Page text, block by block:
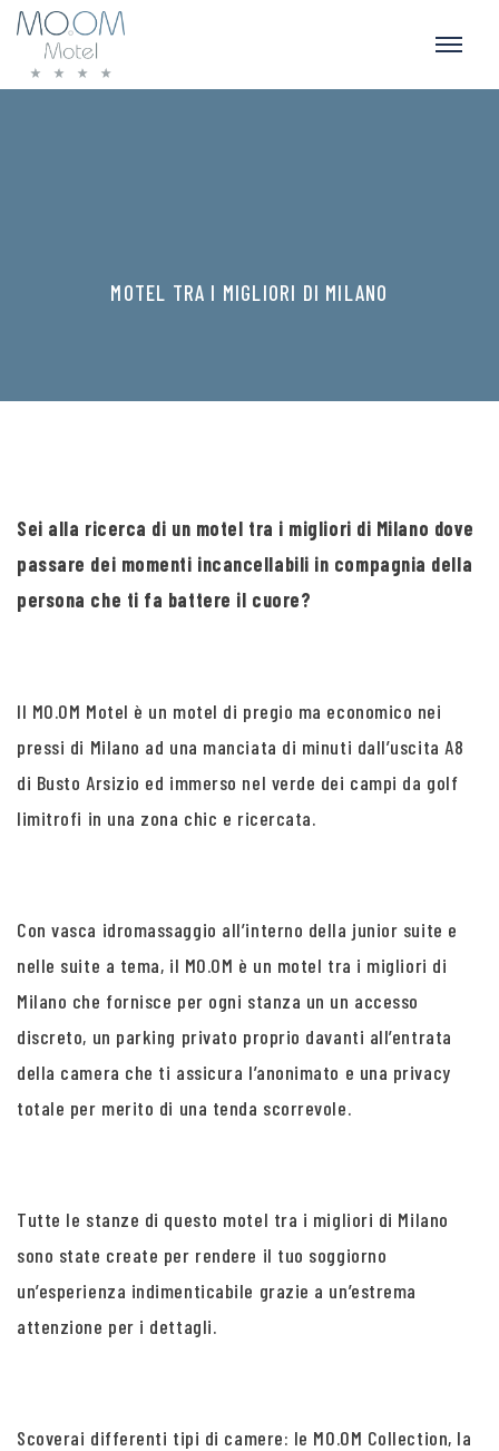
MOTEL TRA I MIGLIORI DI MILANO
Sei alla ricerca di un motel tra i migliori di Milano dove
passare dei momenti incancellabili in compagnia della
persona che ti fa battere il cuore?
Il MO.OM Motel è un motel di pregio ma economico nei
pressi di Milano ad una manciata di minuti dall’uscita A8
di Busto Arsizio ed immerso nel verde dei campi da golf
limitrofi in una zona chic e ricercata.
Con vasca idromassaggio all’interno della junior suite e
nelle suite a tema, il MO.OM è un motel tra i migliori di
Milano che fornisce per ogni stanza un un accesso
discreto, un parking privato proprio davanti all’entrata
della camera che ti assicura l’anonimato e una privacy
totale per merito di una tenda scorrevole.
Tutte le stanze di questo motel tra i migliori di Milano
sono state create per rendere il tuo soggiorno
un’esperienza indimenticabile grazie a un’estrema
attenzione per i dettagli.
Scoverai differenti tipi di camere: le MO.OM Collection, la